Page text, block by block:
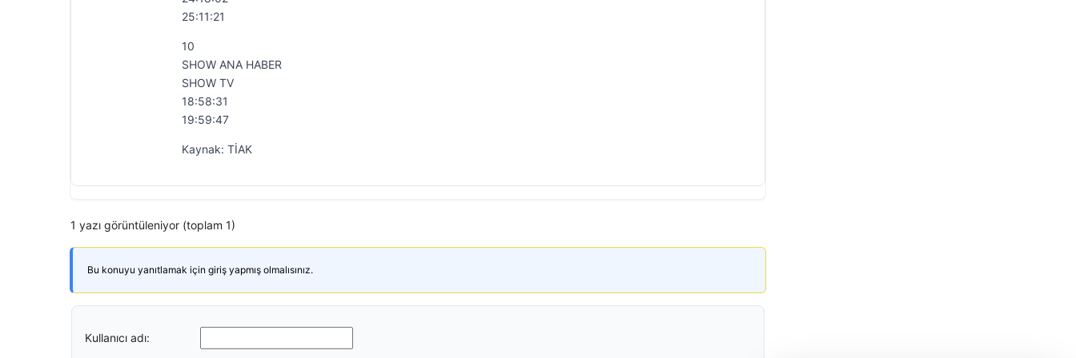
25:11:21
10
SHOW ANA HABER
SHOW TV
18:58:31
19:59:47
Kaynak: TİAK
1 yazı görüntüleniyor (toplam 1)
Bu konuyu yanıtlamak için giriş yapmış olmalısınız.
Kullanıcı adı: